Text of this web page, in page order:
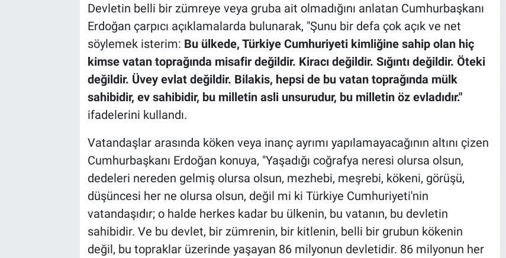
Devletin belli bir zümreye veya gruba ait olmadığını anlatan Cumhurbaşkanı
Erdoğan çarpıcı açıklamalarda bulunarak, "Şunu bir defa çok açık ve net
söylemek isterim: Bu ülkede, Türkiye Cumhuriyeti kimliğine sahip olan hiç
kimse vatan toprağında misafir değildir. Kiracı değildir. Sığıntı değildir. Öteki
değildir. Üvey evlat değildir. Bilakis, hepsi de bu vatan toprağında mülk
sahibidir, ev sahibidir, bu milletin asli unsurudur, bu milletin öz evladıdır."
ifadelerini kullandı.
Vatandaşlar arasında köken veya inanç ayrımı yapılamayacağının altını çizen
Cumhurbaşkanı Erdoğan konuya, "Yaşadığı coğrafya neresi olursa olsun,
dedeleri nereden gelmiş olursa olsun, mezhebi, meşrebi, kökeni, görüşü,
düşüncesi her ne olursa olsun, değil mi ki Türkiye Cumhuriyeti'nin
vatandaşıdır; o halde herkes kadar bu ülkenin, bu vatanın, bu devletin
sahibidir. Ve bu devlet, bir zümrenin, bir kitlenin, belli bir grubun kökenin
değil, bu topraklar üzerinde yaşayan 86 milyonun devletidir. 86 milyonun her